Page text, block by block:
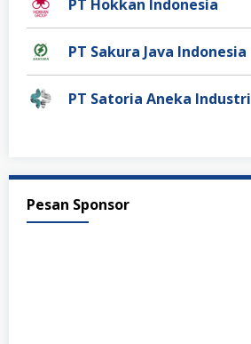
PT Hokkan Indonesia
PT Sakura Java Indonesia
PT Satoria Aneka Industri
Pesan Sponsor